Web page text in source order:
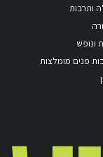
ותרבות
ונופש
פנים מומלצות